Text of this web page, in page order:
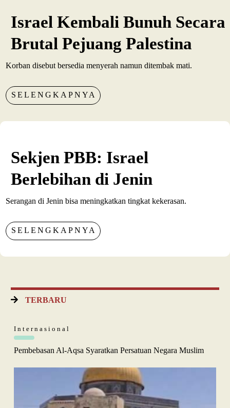
Israel Kembali Bunuh Secara
Brutal Pejuang Palestina
Korban disebut bersedia menyerah namun ditembak mati.
SELENGKAPNYA
Sekjen PBB: Israel
Berlebihan di Jenin
Serangan di Jenin bisa meningkatkan tingkat kekerasan.
SELENGKAPNYA
TERBARU
Internasional
Pembebasan Al-Aqsa Syaratkan Persatuan Negara Muslim